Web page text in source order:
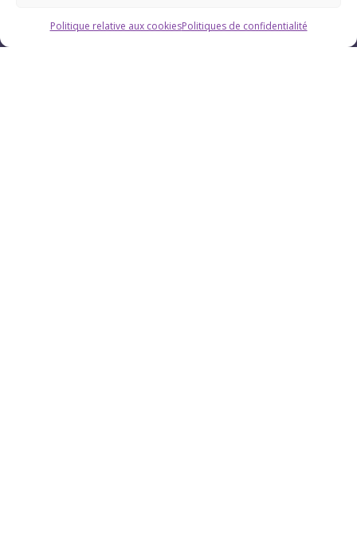
Politique relative aux cookiesPolitiques de confidentialité